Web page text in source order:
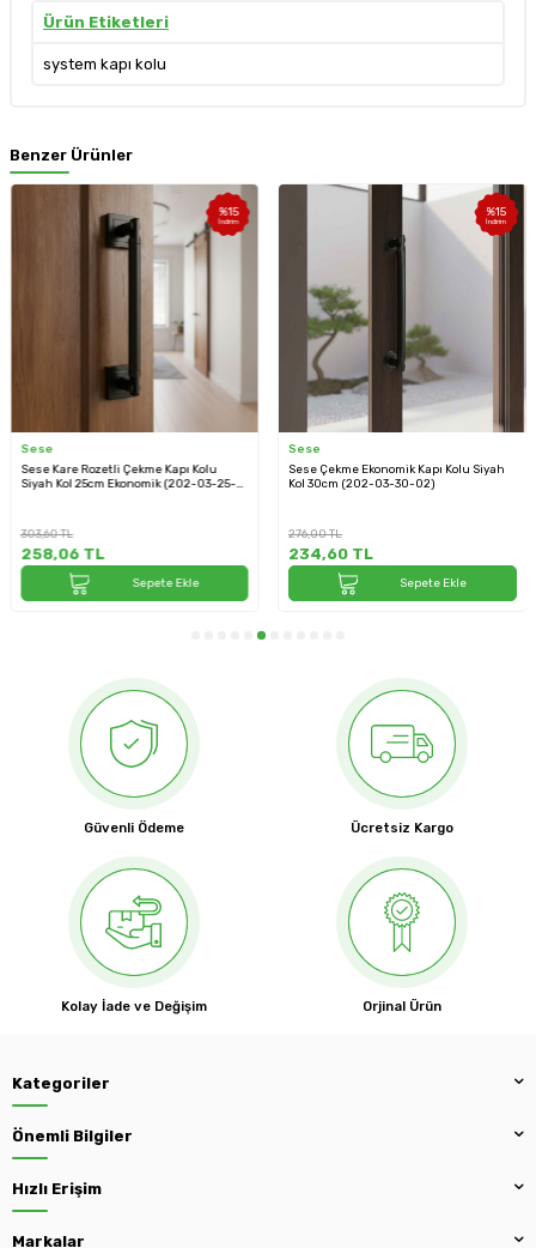
Ürün Etiketleri
system kapı kolu
Benzer Ürünler
%15
İndirim
Sese
Sese Kare Rozetli Çekme Kapı Kolu
Siyah Kol 25cm Ekonomik (202-03-25-
303,60TL
258,06TL
Sepete Ekle
%15
İndirim
Sese
Sese Çekme Ekonomik Kapı Kolu Siyah
Kol 30cm (202-03-30-02)
276,00TL
234,60TL
Sepete Ekle
Güvenli Ödeme Ücretsiz Kargo
Kolay İade ve Değişim Orjinal Ürün
Kategoriler
Önemli Bilgiler
Hızlı Erişim
Markalar